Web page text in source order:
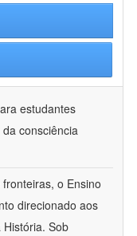
estudantes
consciência
o Ensino
direcionado aos
Sob